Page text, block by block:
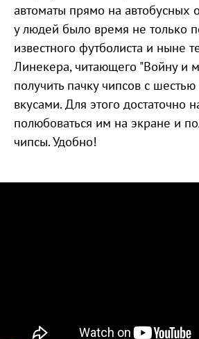
автоматы прямо на автобусных
у людей было время не только
известного футболиста и ныне
Линекера, читающего "Войну и
получить пачку чипсов с
вкусами. Для этого достаточно
полюбоваться им на экране и
чипсы. Удобно!